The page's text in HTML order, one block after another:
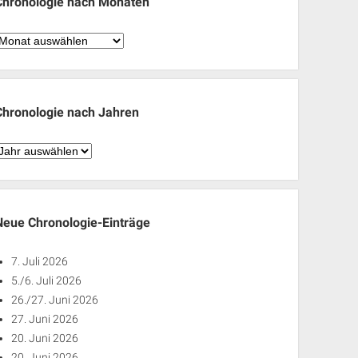
Chronologie
nach Jahren
Chronologie-Einträge
7. Juli 2026
5./6. Juli 2026
26./27. Juni 2026
27. Juni 2026
20. Juni 2026